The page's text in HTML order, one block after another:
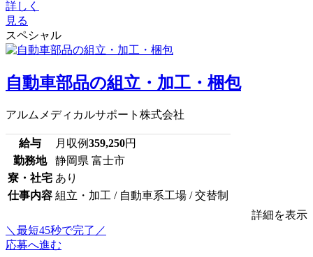
詳しく
見る
スペシャル
自動車部品の組立・加工・梱包
アルムメディカルサポート株式会社
給与 月収例359,250円
勤務地
静岡県 富士市
寮・社宅 あり
仕事内容 組立・加工 / 自動車系工場 / 交替制
詳細を表示
＼最短45秒で完了／
応募へ進む